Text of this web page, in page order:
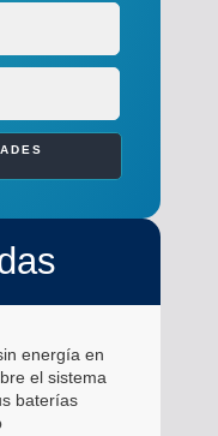
energía en
el sistema
baterías